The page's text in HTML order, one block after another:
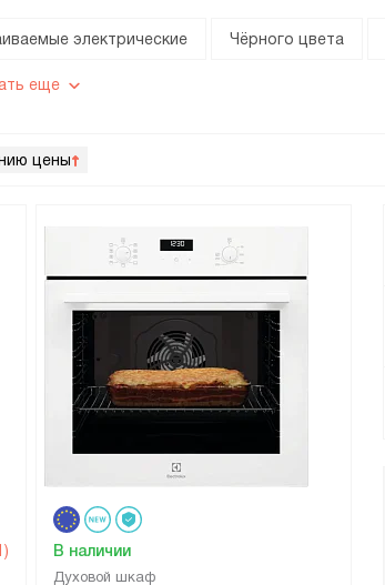
электрические Чёрного цвета
еще
цены
Духовой шкаф
В наличии